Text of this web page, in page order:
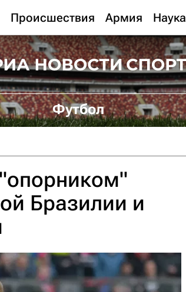
Происшествия Армия Наука
Футбол
Бразилии и